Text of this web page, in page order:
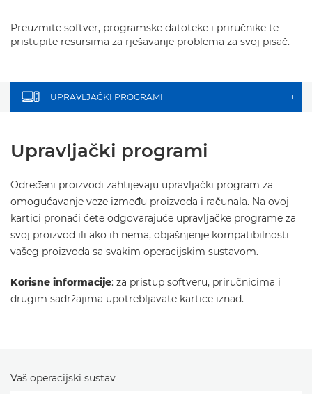
Preuzmite softver, programske datoteke i priručnike te
pristupite resursima za rješavanje problema za svoj pisač.
UPRAVLJAČKI PROGRAMI +
Upravljački programi
Određeni proizvodi zahtijevaju upravljački program za
omogućavanje veze između proizvoda i računala. Na ovoj
kartici pronaći ćete odgovarajuće upravljačke programe za
svoj proizvod ili ako ih nema, objašnjenje kompatibilnosti
vašeg proizvoda sa svakim operacijskim sustavom.
Korisne informacije: za pristup softveru, priručnicima i
drugim sadržajima upotrebljavate kartice iznad.
Vaš operacijski sustav